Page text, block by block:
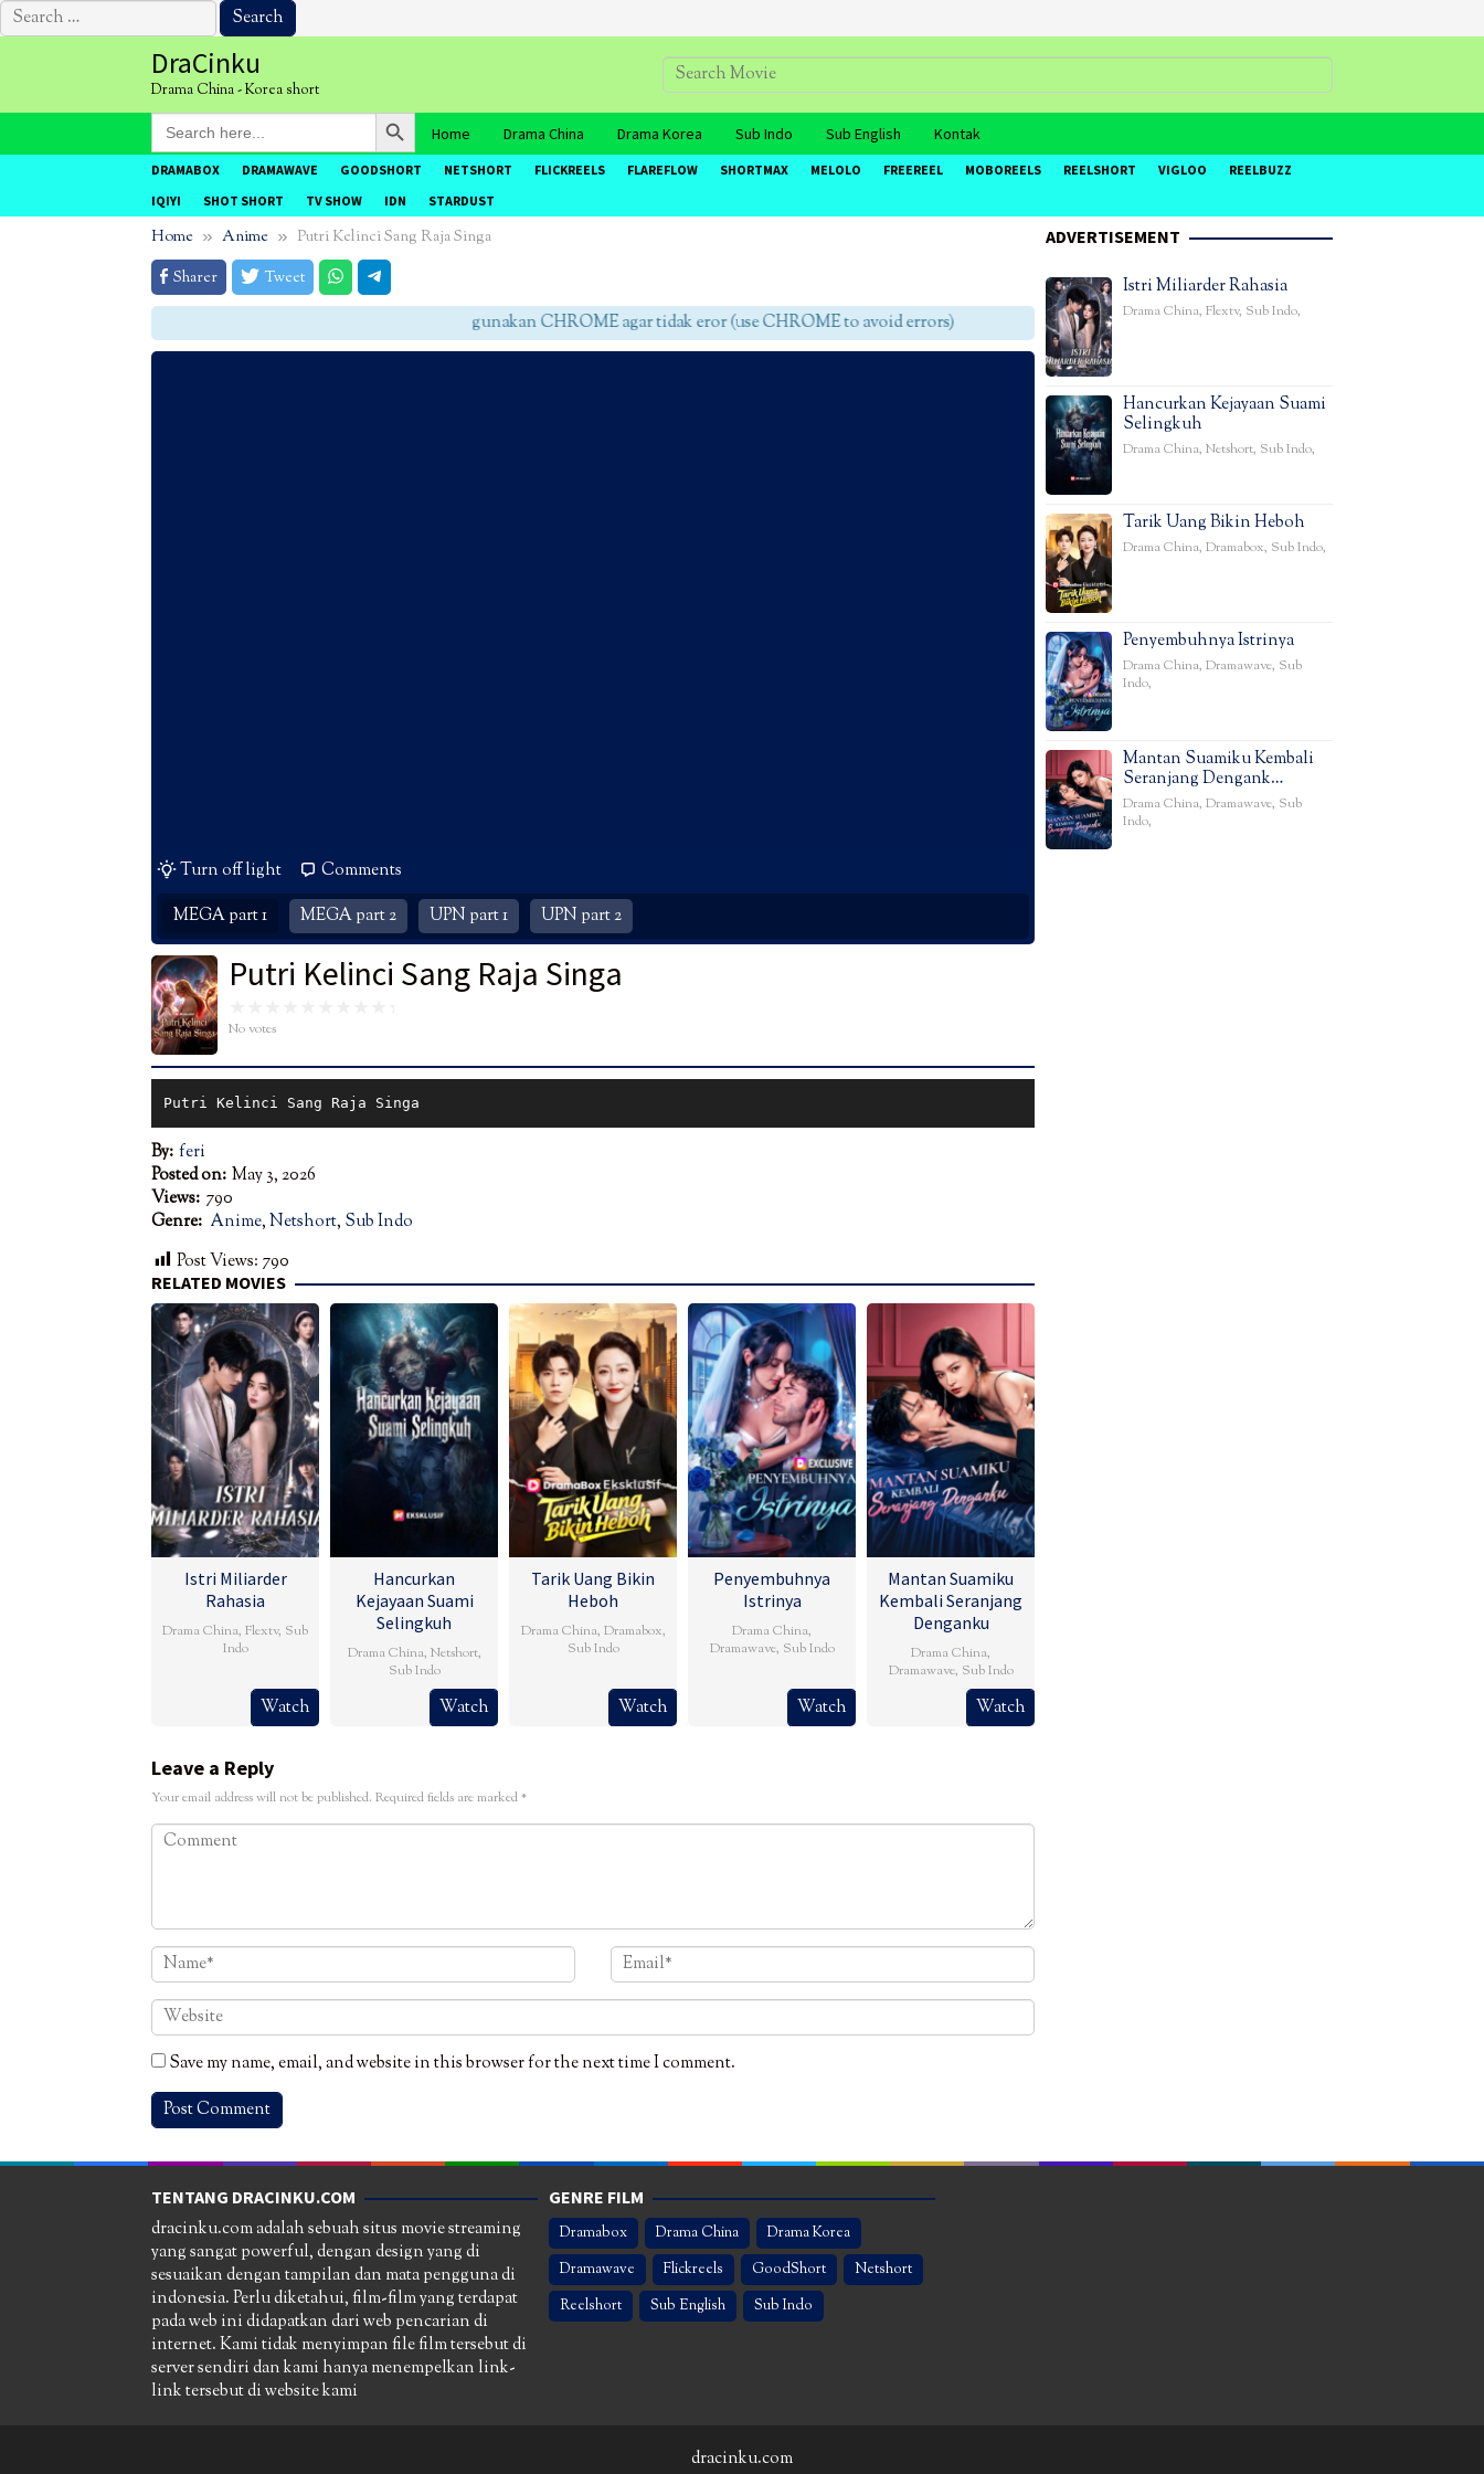
Search
for:
DraCinku
Drama China - Korea short
Search
for:
Search Button
Home Drama China Drama Korea Sub Indo Sub English Kontak
DRAMABOX DRAMAWAVE GOODSHORT NETSHORT FLICKREELS FLAREFLOW SHORTMAX MELOLO FREEREEL MOBOREELS REELSHORT VIGLOO
REELBUZZ
IQIYI
SHOT SHORT TV SHOW IDN STARDUST
Home Anime
Putri Kelinci Sang Raja Singa
Sharer
Tweet
gunakan CHROME agar tidak eror (use CHROME to avoid errors)
Turn off light
Comments
MEGA part 1
MEGA part 2 UPN part 1 UPN part 2
Putri Kelinci Sang Raja Singa
No votes
Putri Kelinci Sang Raja Singa
By: feri
Posted on: May 3, 2026
Views: 790
Genre: Anime,Netshort, Sub Indo
Post Views: 790
RELATED MOVIES
Istri Miliarder
Rahasia
Drama China, Flextv, Sub
Indo
Watch
Hancurkan
Kejayaan Suami
Selingkuh
Drama China, Netshort,
Sub Indo
Watch
Tarik Uang Bikin
Heboh
Drama China, Dramabox,
Sub Indo
Watch
Penyembuhnya
Istrinya
Drama China,
Dramawave, Sub Indo
Watch
Mantan Suamiku
Kembali Seranjang
Denganku
Drama China,
Dramawave, Sub Indo
Watch
Leave a Reply
Your email address will not be published. Required fields are marked*
Save my name, email, and website in this browser for the next time I comment.
ADVERTISEMENT
Istri Miliarder Rahasia
Drama China, Flextv, Sub Indo,
Hancurkan Kejayaan Suami
Selingkuh
Drama China, Netshort, Sub Indo,
Tarik Uang Bikin Heboh
Drama China, Dramabox, Sub Indo,
Penyembuhnya Istrinya
Drama China, Dramawave, Sub
Indo,
Mantan Suamiku Kembali
Seranjang Dengank…
Drama China, Dramawave, Sub
Indo,
TENTANG DRACINKU.COM
dracinku.com adalah sebuah situs movie streaming
yang sangat powerful, dengan design yang di
sesuaikan dengan tampilan dan mata pengguna di
indonesia. Perlu diketahui, film-film yang terdapat
pada web ini didapatkan dari web pencarian di
internet. Kami tidak menyimpan file film tersebut di
server sendiri dan kami hanya menempelkan link-
link tersebut di website kami
GENRE FILM
Dramabox Drama China
Drama Korea
Dramawave
Flickreels GoodShort
Netshort
Reelshort
Sub English Sub Indo
dracinku.com